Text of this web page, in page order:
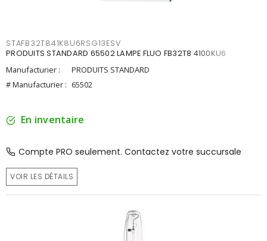
STAFB32T841K8U6RSG13ESV
PRODUITS STANDARD 65502 LAMPE FLUO FB32T8 4100KU6
Manufacturier :
PRODUITS STANDARD
# Manufacturier : 65502
En inventaire
Compte PRO seulement. Contactez votre succursale
VOIR LES DÉTAILS